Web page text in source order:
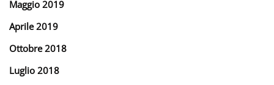
Maggio 2019
Aprile 2019
Ottobre 2018
Luglio 2018